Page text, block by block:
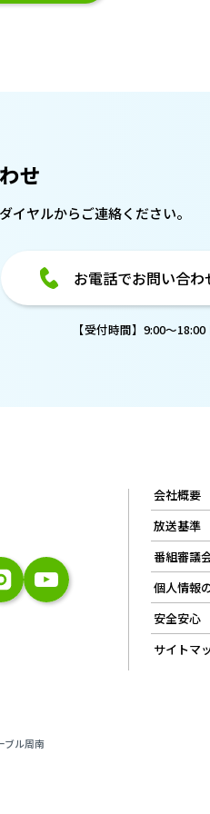
せ
イヤルからご連絡ください。
お電話でお問い合わ
【受付時間】9:00～
会社概要
放送基準
番組審議
個人情報
安全安心
サイトマ
ブル周南